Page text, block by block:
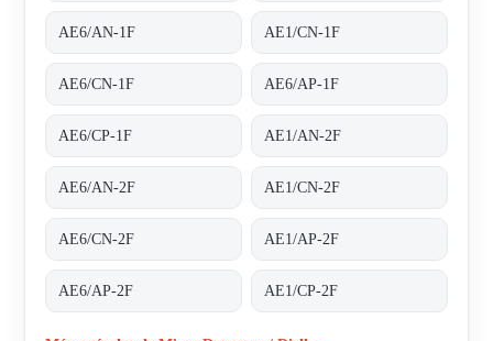
AE6/AN-1F AE1/CN-1F
AE6/CN-1F AE6/AP-1F
AE6/CP-1F AE1/AN-2F
AE6/AN-2F AE1/CN-2F
AE6/CN-2F AE1/AP-2F
AE6/AP-2F AE1/CP-2F